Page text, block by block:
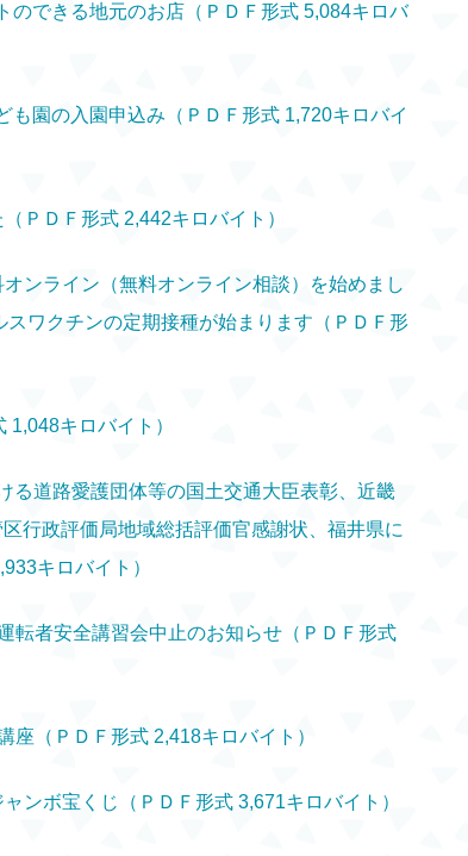
のできる地元のお店（ＰＤＦ形式 5,084キロバ
も園の入園申込み（ＰＤＦ形式 1,720キロバイ
ＰＤＦ形式 2,442キロバイト）
ンライン（無料オンライン相談）を始めまし
ワクチンの定期接種が始まります（ＰＤＦ形
キロバイト）
る道路愛護団体等の国土交通大臣表彰、近畿
行政評価局地域総括評価官感謝状、福井県に
キロバイト）
転者安全講習会中止のお知らせ（ＰＤＦ形式
座（ＰＤＦ形式 2,418キロバイト）
ンボ宝くじ（ＰＤＦ形式 3,671キロバイト）